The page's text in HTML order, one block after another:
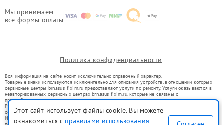
Мы принимаем
все формы оплаты
Политика конфиденциальности
Вся информация на сайте носит исключительно справочный характер.
Товарные знаки используются исключительно для описания устройств, в отношении которых
сервисные центры brn.asus-fixim.ru предоставляют услуги по ремонту. Услуги оказываются в
неавторизованных сервисных центрах brn.asus-fixim.ru, которые не связаны с
правообладателями товарных знаков или их официальными представителями.
Ремонт осуществляется для устройств, уже введенных в гражданский оборот в соответствии
со статьей 1487 ГК РФ.
Использование товарных знаков не преследует цели индивидуализации услуг или введения
Этот сайт использует файлы cookie. Вы можете
ознакомиться с правилами использования